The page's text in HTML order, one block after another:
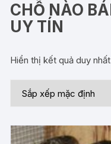
CHỖ NÀO
UY TÍN
Hiển thị kết quả duy nhất